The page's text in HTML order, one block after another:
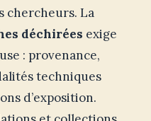
chercheurs. La
déchirées exige
: provenance,
techniques
d’exposition.